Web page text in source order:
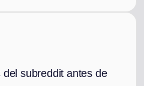
subreddit antes de